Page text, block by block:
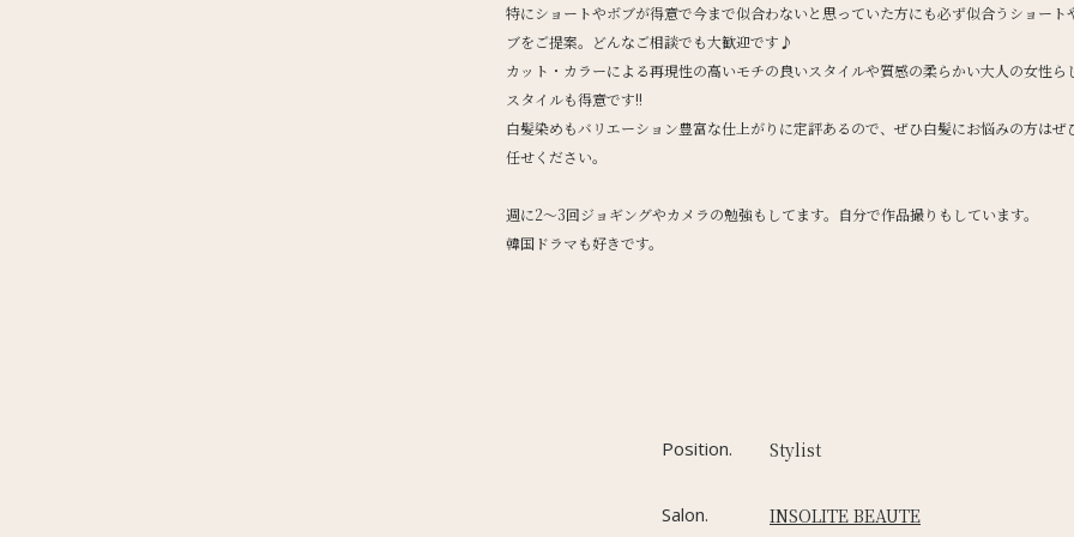
特にショートやボブが得意で今まで似合わないと思っていた方にも必ず似合うショート
ブをご提案。どんなご相談でも大歓迎です♪
カット・カラーによる再現性の高いモチの良いスタイルや質感の柔らかい大人の女性ら
スタイルも得意です!!
白髪染めもバリエーション豊富な仕上がりに定評あるので、ぜひ白髪にお悩みの方はぜ
任せください。
週に2～3回ジョギングやカメラの勉強もしてます。自分で作品撮りもしています。
韓国ドラマも好きです。
Position. Stylist
Salon. INSOLITE BEAUTE